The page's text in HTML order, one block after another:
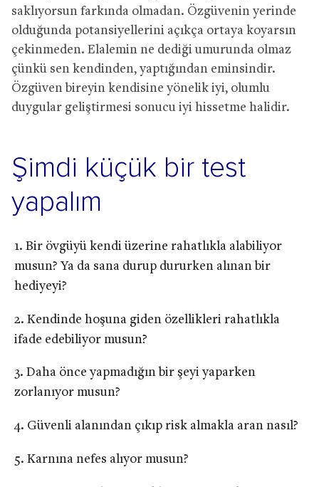
saklıyorsun farkında olmadan. Özgüvenin yerinde
olduğunda potansiyellerini açıkça ortaya koyarsın
çekinmeden. Elalemin ne dediği umurunda olmaz
çünkü sen kendinden, yaptığından eminsindir.
Özgüven bireyin kendisine yönelik iyi, olumlu
duygular geliştirmesi sonucu iyi hissetme halidir.
Şimdi küçük bir test
yapalım
Bir övgüyü kendi üzerine rahatlıkla alabiliyor
musun? Ya da sana durup dururken alınan bir
hediyeyi?
Kendinde hoşuna giden özellikleri rahatlıkla
ifade edebiliyor musun?
Daha önce yapmadığın bir şeyi yaparken
zorlanıyor musun?
Güvenli alanından çıkıp risk almakla aran nasıl?
Karnına nefes alıyor musun?